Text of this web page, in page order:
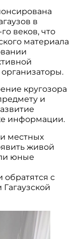
в
веков, что
материала
кругозора
и
информации.
местных
живой
юные
обратятся с